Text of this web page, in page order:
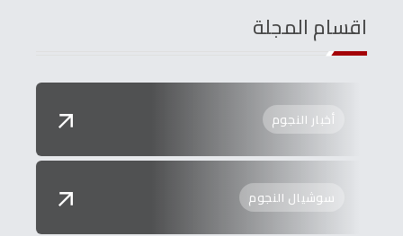
اقسام المجلة
أخبار النجوم
سوشيال النجوم